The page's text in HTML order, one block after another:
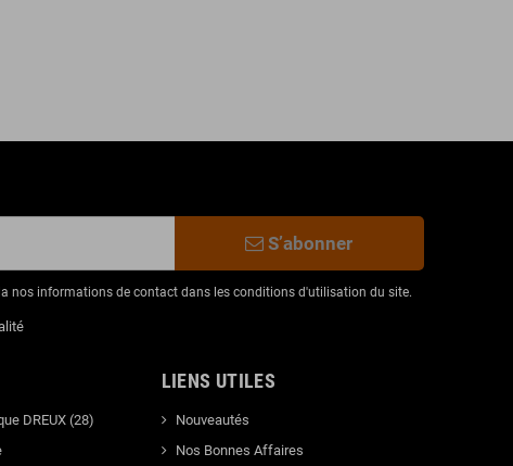
S’abonner
nos informations de contact dans les conditions d'utilisation du site.
DREUX (28)
LIENS UTILES
Nouveautés
Nos Bonnes Affaires